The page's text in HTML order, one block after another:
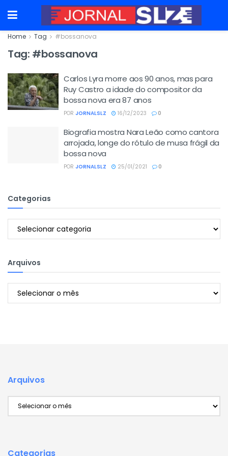
Home Tag #bossanova
Tag: #bossanova
Carlos Lyra morre aos 90 anos, mas para
Ruy Castro a idade do compositor da
bossa nova era 87 anos
POR JORNALSLZ 16/12/2023 0
Biografia mostra Nara Leão como cantora
arrojada, longe do rótulo de musa frágil da
bossa nova
POR JORNALSLZ 25/01/2021 0
Categorias
Categorias
Arquivos
Arquivos
Arquivos
Arquivos
Categorias